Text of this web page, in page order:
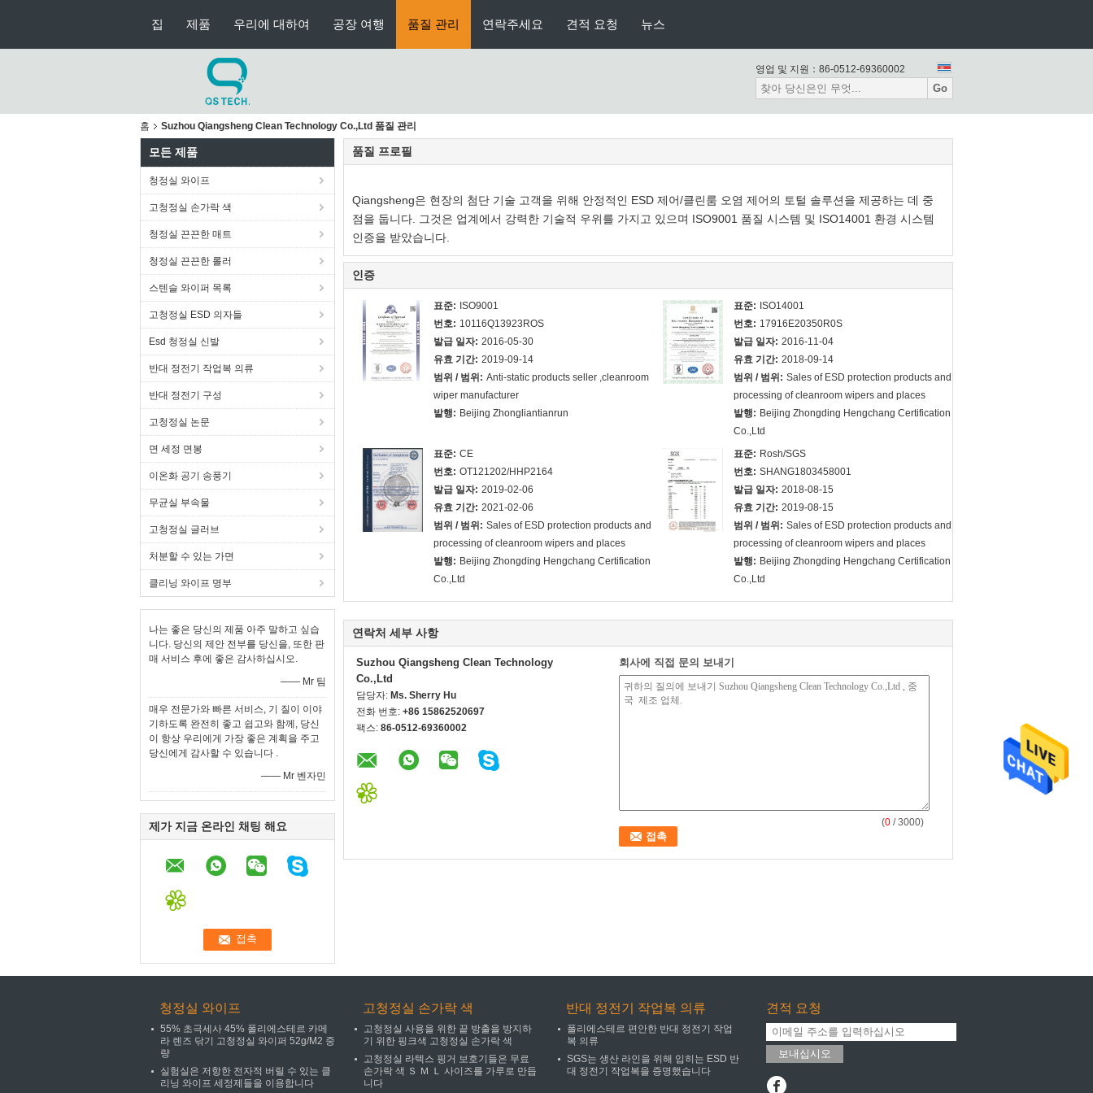
집 제품 우리에 대하여 공장 여행 품질 관리 연락주세요 견적 요청 뉴스
영업 및 지원： 86-0512-69360002
Go
홈 Suzhou Qiangsheng Clean Technology Co.,Ltd 품질 관리
모든 제품
청정실 와이프
고청정실 손가락 색
청정실 끈끈한 매트
청정실 끈끈한 롤러
스텐슬 와이퍼 목록
고청정실 ESD 의자들
Esd 청정실 신발
반대 정전기 작업복 의류
반대 정전기 구성
고청정실 논문
면 세정 면봉
이온화 공기 송풍기
무균실 부속물
고청정실 글러브
처분할 수 있는 가면
클리닝 와이프 명부
나는 좋은 당신의 제품 아주 말하고 싶습
니다. 당신의 제안 전부를 당신을, 또한 판
매 서비스 후에 좋은 감사하십시오.
—— Mr 팀
매우 전문가와 빠른 서비스, 기 질이 이야
기하도록 완전히 좋고 쉽고와 함께, 당신
이 항상 우리에게 가장 좋은 계획을 주고
당신에게 감사할 수 있습니다 .
—— Mr 벤자민
제가 지금 온라인 채팅 해요
품질 프로필
Qiangsheng은 현장의 첨단 기술 고객을 위해 안정적인 ESD 제어/클린룸 오염 제어의 토털 솔루션을 제공하는 데 중
점을 둡니다. 그것은 업계에서 강력한 기술적 우위를 가지고 있으며 ISO9001 품질 시스템 및 ISO14001 환경 시스템
인증을 받았습니다.
인증
표준: ISO9001
번호: 10116Q13923ROS
발급 일자: 2016-05-30
유효 기간: 2019-09-14
범위 / 범위: Anti-static products seller ,cleanroom
wiper manufacturer
발행: Beijing Zhongliantianrun
표준: ISO14001
번호: 17916E20350R0S
발급 일자: 2016-11-04
유효 기간: 2018-09-14
범위 / 범위: Sales of ESD protection products and
processing of cleanroom wipers and places
발행: Beijing Zhongding Hengchang Certification
Co.,Ltd
표준: CE
번호: OT121202/HHP2164
발급 일자: 2019-02-06
유효 기간: 2021-02-06
범위 / 범위: Sales of ESD protection products and
processing of cleanroom wipers and places
발행: Beijing Zhongding Hengchang Certification
Co.,Ltd
표준: Rosh/SGS
번호: SHANG1803458001
발급 일자: 2018-08-15
유효 기간: 2019-08-15
범위 / 범위: Sales of ESD protection products and
processing of cleanroom wipers and places
발행: Beijing Zhongding Hengchang Certification
Co.,Ltd
연락처 세부 사항
Suzhou Qiangsheng Clean Technology
Co.,Ltd
담당자: Ms. Sherry Hu
전화 번호: +86 15862520697
팩스: 86-0512-69360002
회사에 직접 문의 보내기
(0 / 3000)
청정실 와이프
55% 초극세사 45% 폴리에스테르 카메
라 렌즈 닦기 고청정실 와이퍼 52g/M2 중
량
실험실은 저항한 전자적 버릴 수 있는 클
리닝 와이프 세정제들을 이용합니다
고청정실 손가락 색
고청정실 사용을 위한 끝 방출을 방지하
기 위한 핑크색 고청정실 손가락 색
고청정실 라텍스 핑거 보호기들은 무료
손가락 색 Ｓ Ｍ Ｌ 사이즈를 가루로 만듭
니다
반대 정전기 작업복 의류
폴리에스테르 편안한 반대 정전기 작업
복 의류
SGS는 생산 라인을 위해 입히는 ESD 반
대 정전기 작업복을 증명했습니다
견적 요청
보내십시오